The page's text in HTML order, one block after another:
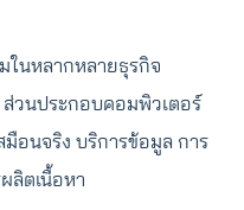
ในหลากหลายธุรกิจ
ส่วนประกอบคอมพิวเตอร์
มือนจริง บริการข้อมูล การ
ลิตเนื้อหา